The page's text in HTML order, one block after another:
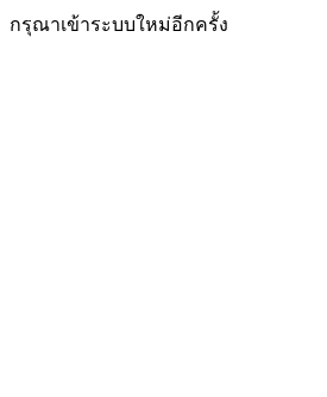
กรุณาเข้าระบบใหม่อีกครั้ง